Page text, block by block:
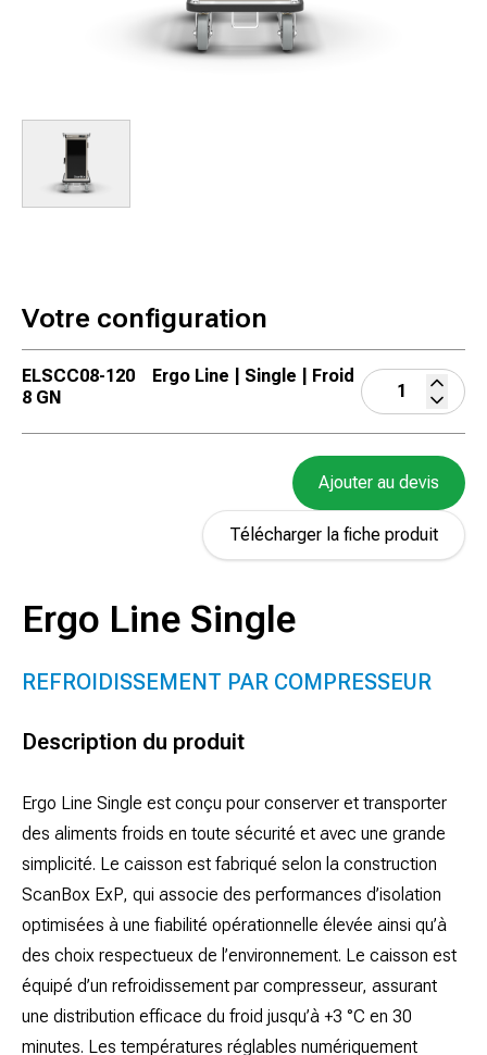
Ergo Line Single
REFROIDISSEMENT PAR COMPRESSEUR
Description du produit
Ergo Line Single est conçu pour conserver et transporter
des aliments froids en toute sécurité et avec une grande
simplicité. Le caisson est fabriqué selon la construction
ScanBox ExP, qui associe des performances d’isolation
optimisées à une fiabilité opérationnelle élevée ainsi qu’à
des choix respectueux de l’environnement. Le caisson est
équipé d’un refroidissement par compresseur, assurant
une distribution efficace du froid jusqu’à +3 °C en 30
minutes. Les températures réglables numériquement
Votre configuration
ELSCC08-120
Ergo Line | Single | Froid
8 GN
Ajouter au devis
Télécharger la fiche produit